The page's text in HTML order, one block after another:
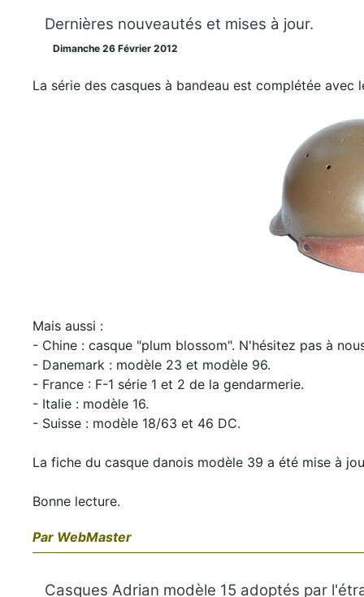
Dernières nouveautés et mises à jour.
Dimanche 26 Février 2012
La série des casques à bandeau est complétée
Mais aussi :
- Chine : casque "plum blossom". N'hésitez pas à
- Danemark : modèle 23 et modèle 96.
- France : F-1 série 1 et 2 de la gendarmerie.
- Italie : modèle 16.
- Suisse : modèle 18/63 et 46 DC.
La fiche du casque danois modèle 39 a été mise à
Bonne lecture.
Par WebMaster
Casques Adrian modèle 15 adoptés par